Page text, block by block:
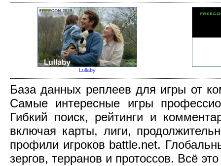
Lullaby
База данных реплеев для игры от
Самые интересные игры
Гибкий поиск, рейтинги и
включая карты, лиги,
профили игроков battle.net.
зергов, терранов и протоссов. Всё